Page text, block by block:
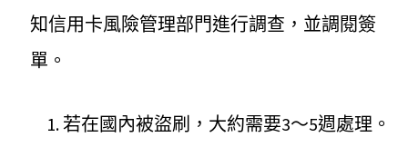
知信用卡風險管理部門進行調查，並調閱簽
單。
若在國內被盜刷，大約需要3～5週處理。